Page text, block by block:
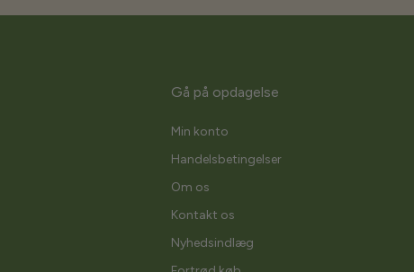
Gå på opdagelse
Min konto
Handelsbetingelser
Om os
Kontakt os
Nyhedsindlæg